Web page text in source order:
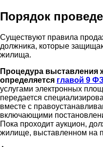
Порядок
Существуют правила
должника, которые
жилища.
Процедура выставления
определяется главой 9
услугами электронных
передается
вместе с
включающими
Пока проходит аукцион,
жилище, выставленном на